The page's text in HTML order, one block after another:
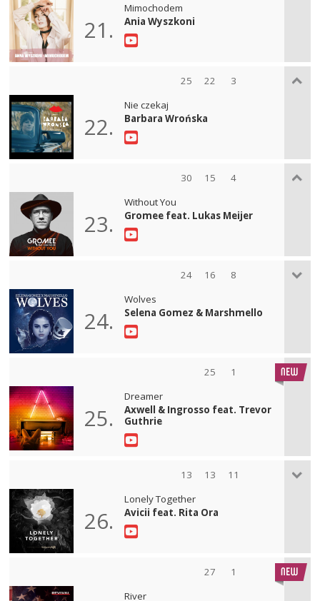
21.
Mimochodem
Ania Wyszkoni
25 22 3
22.
Nie czekaj
Barbara Wrońska
30 15 4
23.
Without You
Gromee feat. Lukas Meijer
24 16 8
24.
Wolves
Selena Gomez & Marshmello
25 1
25.
Dreamer
Axwell & Ingrosso feat. Trevor
Guthrie
13 13 11
26.
Lonely Together
Avicii feat. Rita Ora
27 1
River